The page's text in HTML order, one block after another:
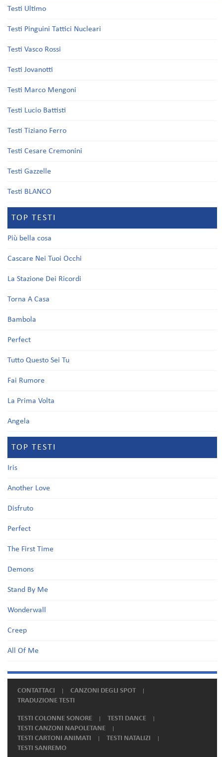
Testi Ultimo
Testi Pinguini Tattici Nucleari
Testi Vasco Rossi
Testi Jovanotti
Testi Marco Mengoni
Testi Lucio Battisti
Testi Tiziano Ferro
Testi Cesare Cremonini
Testi Gazzelle
Testi BLANCO
TOP TESTI
Più bella cosa
Cascare Nei Tuoi Occhi
La Stazione Dei Ricordi
Torna A Casa
Bambola
Perfect
Tutto Questo Sei Tu
Fai Rumore
La Prima Volta
Angela
TOP TESTI
Iris
Another Love
Disfruto
Perfect
The First Time
Demons
Stand By Me
Wonderwall
Creep
All Of Me
CONTATTACI
CANZONI DEGLI SPOT
TRADUZIONE TESTI
TESTI COLONNE SONORE
TESTI DANCE
TESTI CANZONI NAPOLETANE
TESTI CARTONI ANIMATI
TESTI NATALIZI
TESTI SANREMO